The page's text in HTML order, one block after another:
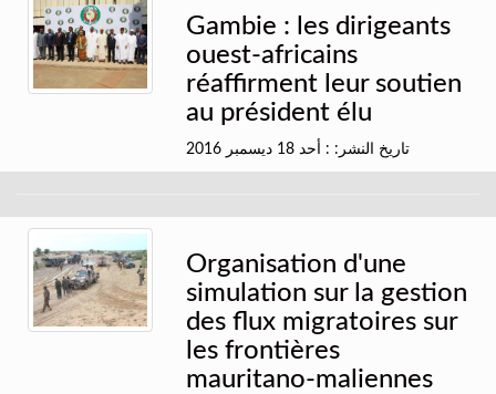
Gambie : les dirigeants
ouest-africains
réaffirment leur soutien
au président élu
تاريخ النشر: : أحد 18 ديسمبر 2016
Organisation d'une
simulation sur la gestion
des flux migratoires sur
les frontières
mauritano-maliennes